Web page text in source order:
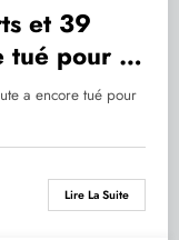
et 39
tué pour la
janvier
a encore tué pour
Lire La Suite